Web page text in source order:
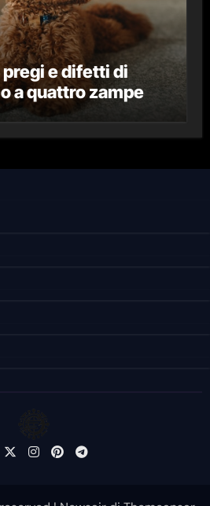
e difetti di
a quattro zampe